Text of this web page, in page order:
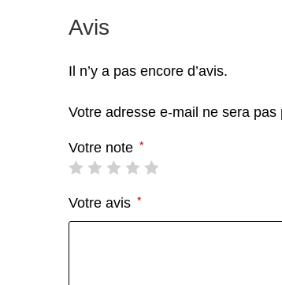
Avis
Il n’y a pas encore d’avis.
Votre adresse e-mail ne sera pas
Votre note *
Votre avis *